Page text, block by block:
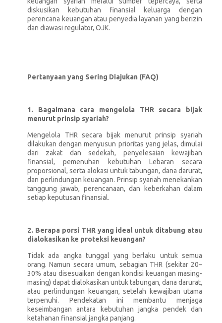
diskusikan kebutuhan finansial keluarga dengan
perencana keuangan atau penyedia layanan yang berizin
dan diawasi regulator, OJK.
Pertanyaan yang Sering Diajukan (FAQ)
1. Bagaimana cara mengelola THR secara bijak
menurut prinsip syariah?
Mengelola THR secara bijak menurut prinsip syariah
dilakukan dengan menyusun prioritas yang jelas, dimulai
dari zakat dan sedekah, penyelesaian kewajiban
finansial, pemenuhan kebutuhan Lebaran secara
proporsional, serta alokasi untuk tabungan, dana darurat,
dan perlindungan keuangan. Prinsip syariah menekankan
tanggung jawab, perencanaan, dan keberkahan dalam
setiap keputusan finansial.
2. Berapa porsi THR yang ideal untuk ditabung atau
dialokasikan ke proteksi keuangan?
Tidak ada angka tunggal yang berlaku untuk semua
orang. Namun secara umum, sebagian THR (sekitar 20–
30% atau disesuaikan dengan kondisi keuangan masing-
masing) dapat dialokasikan untuk tabungan, dana darurat,
atau perlindungan keuangan, setelah kewajiban utama
terpenuhi. Pendekatan ini membantu menjaga
keseimbangan antara kebutuhan jangka pendek dan
ketahanan finansial jangka panjang.